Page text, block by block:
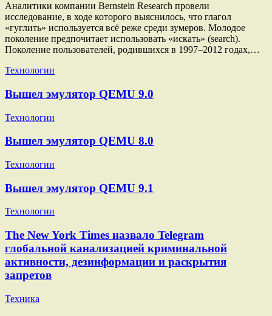
Аналитики компании Bernstein Research провели
исследование, в ходе которого выяснилось, что глагол
«гуглить» используется всё реже среди зумеров. Молодое
поколение предпочитает использовать «искать» (search).
Поколение пользователей, родившихся в 1997–2012 годах,…
Технологии
Вышел эмулятор QEMU 9.0
Технологии
Вышел эмулятор QEMU 8.0
Технологии
Вышел эмулятор QEMU 9.1
Технологии
The New York Times назвало Telegram
глобальной канализацией криминальной
активности, дезинформации и раскрытия
запретов
Техника